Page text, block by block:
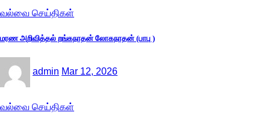
வல்வை செய்திகள்
மரண அறிவித்தல் றங்கநாதன் லோகநாதன் (பாபு )
admin Mar 12, 2026
வல்வை செய்திகள்